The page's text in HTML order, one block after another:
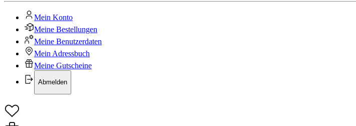
Mein Konto
Meine Bestellungen
Meine Benutzerdaten
Mein Adressbuch
Meine Gutscheine
Abmelden